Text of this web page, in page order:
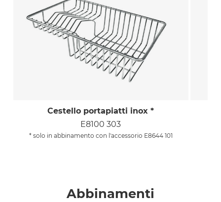
Cestello portapiatti inox *
E8100 303
* solo in abbinamento con l'accessorio E8644 101
Abbinamenti